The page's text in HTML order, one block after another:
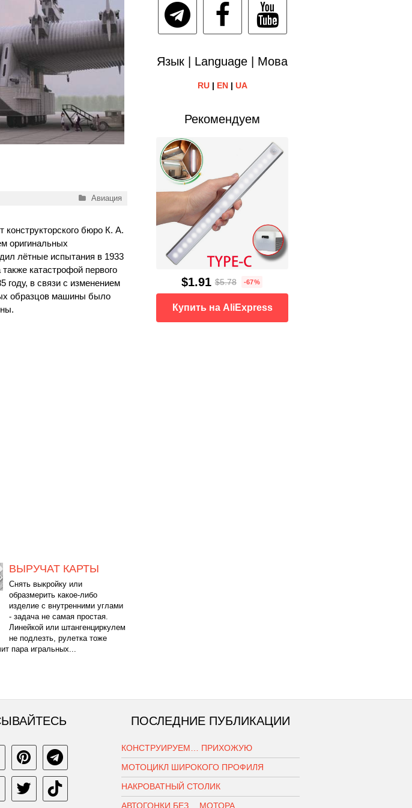
Рубрики
Авиация
конструкторского бюро К. А.
оригинальных
лётные испытания в 1933
катастрофой первого
году, в связи с изменением
образцов машины было
ВЫРУЧАТ КАРТЫ
Снять выкройку или
образмерить какое-либо
изделие с внутренними углами
- задача не самая простая.
Линейкой или штангенциркулем
не подлезть, рулетка тоже
пара игральных...
Язык | Language | Мова
RU| EN| UA
Рекомендуем
$1.91 $5.78 -67%
Купить на AliExpress
ПОСЛЕДНИЕ ПУБЛИКАЦИИ
КОНСТРУИРУЕМ… ПРИХОЖУЮ
МОТОЦИКЛ ШИРОКОГО ПРОФИЛЯ
НАКРОВАТНЫЙ СТОЛИК
АВТОГОНКИ БЕЗ… МОТОРА